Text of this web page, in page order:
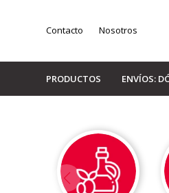
PRODUCTOS ENVÍOS:
Contacto Nosotros